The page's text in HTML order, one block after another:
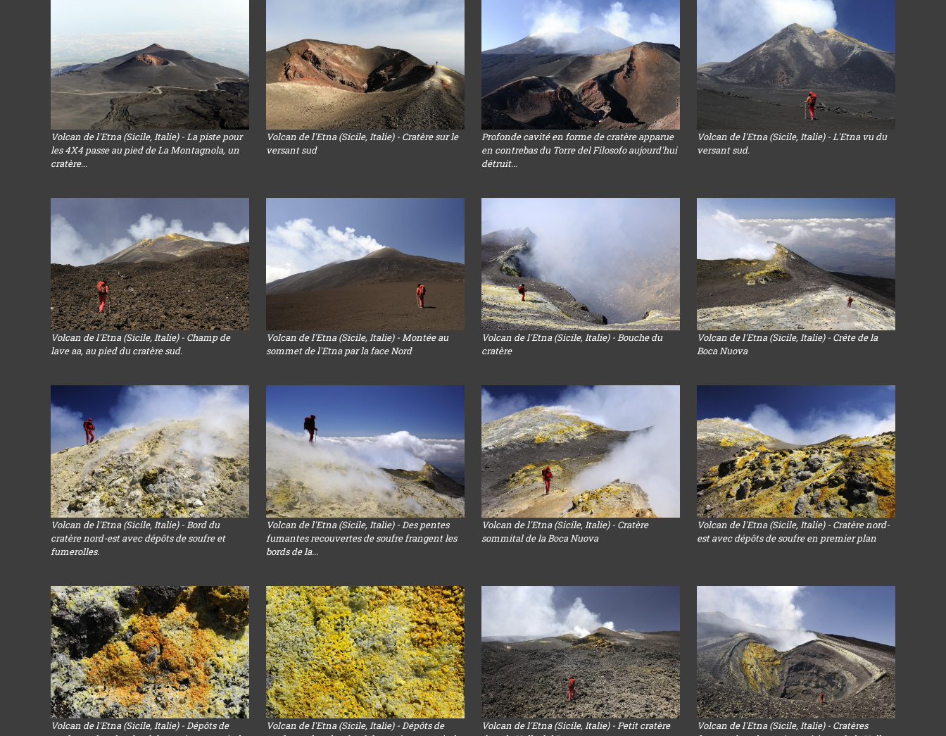
Volcan de l'Etna (Sicile, Italie) - La piste pour
les 4X4 passe au pied de La Montagnola, un
cratère...
Volcan de l'Etna (Sicile, Italie) - Cratère sur le
versant sud
Profonde cavité en forme de cratère apparue
en contrebas du Torre del Filosofo aujourd'hui
détruit...
Volcan de l'Etna (Sicile, Italie) - L'Etna vu du
versant sud.
Volcan de l'Etna (Sicile, Italie) - Champ de
lave aa, au pied du cratère sud.
Volcan de l'Etna (Sicile, Italie) - Montée au
sommet de l'Etna par la face Nord
Volcan de l'Etna (Sicile, Italie) - Bouche du
cratère
Volcan de l'Etna (Sicile, Italie) - Crête de la
Boca Nuova
Volcan de l'Etna (Sicile, Italie) - Bord du
cratère nord-est avec dépôts de soufre et
fumerolles.
Volcan de l'Etna (Sicile, Italie) - Des pentes
fumantes recouvertes de soufre frangent les
bords de la...
Volcan de l'Etna (Sicile, Italie) - Cratère
sommital de la Boca Nuova
Volcan de l'Etna (Sicile, Italie) - Cratère nord-
est avec dépôts de soufre en premier plan
Volcan de l'Etna (Sicile, Italie) - Dépôts de
Volcan de l'Etna (Sicile, Italie) - Dépôts de
Volcan de l'Etna (Sicile, Italie) - Petit cratère
Volcan de l'Etna (Sicile, Italie) - Cratères